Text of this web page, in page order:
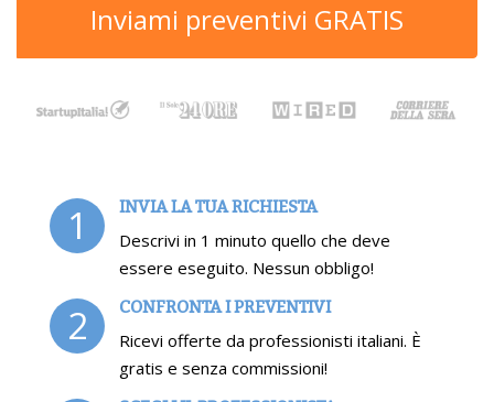
Inviami preventivi GRATIS
1 INVIA LA TUA RICHIESTA
Descrivi in 1 minuto quello che deve
essere eseguito. Nessun obbligo!
2 CONFRONTA I PREVENTIVI
Ricevi offerte da professionisti italiani. È
gratis e senza commissioni!